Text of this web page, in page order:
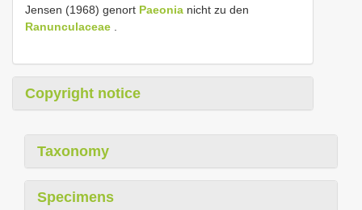
Jensen (1968) genort Paeonia nicht zu den
Ranunculaceae
Copyright notice
Taxonomy
Specimens